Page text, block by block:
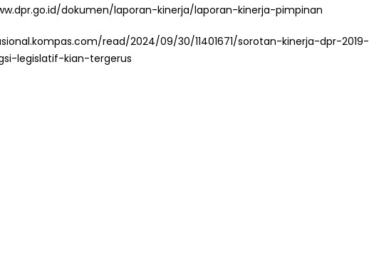
dokumen/laporan-kinerja/laporan-kinerja-pimpinan
read/2024/09/30/11401671/sorotan-kinerja-dpr-2019-
legislatif-kian-tergerus